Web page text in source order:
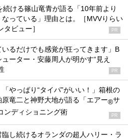
続ける篠山竜青が語る「10年前より
っている」理由とは。［MVVりらい
ビュー］
PR
いるだけでも感覚が狂ってきます」B
ーター・安藤周人が明かす“見え
PR
「やっぱり“タイパ”がいい！」箱根の
竜二と神野大地が語る「エアー®サ
ンディショニング術 PR
し続けるオランダの超人ハリー・ラ